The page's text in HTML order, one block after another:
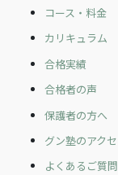
コース・料金
カリキュラム
合格実績
合格者の声
保護者の方へ
グン塾のアク
よくあるご質問